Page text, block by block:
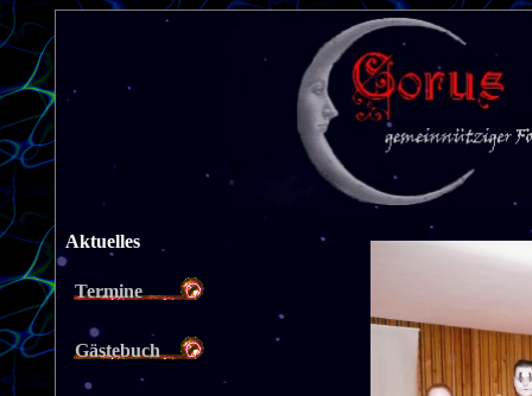
Aktuelles
Termine
Gästebuch